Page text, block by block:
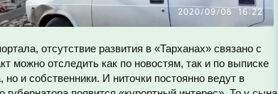
отсутствие развития в «Тарханах» связано с
можно отследить как по новостям, так и по выписке
и собственники. И ниточки постоянно ведут в